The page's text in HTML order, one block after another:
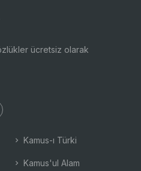
ücretsiz olarak
Kamus-ı Türki
Kamus'ul Alam